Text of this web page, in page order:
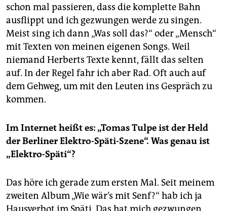
schon mal passieren, dass die komplette Bahn
ausflippt und ich gezwungen werde zu singen.
Meist sing ich dann „Was soll das?“ oder „Mensch“
mit Texten von meinen eigenen Songs. Weil
niemand Herberts Texte kennt, fällt das selten
auf. In der Regel fahr ich aber Rad. Oft auch auf
dem Gehweg, um mit den Leuten ins Gespräch zu
kommen.
Im Internet heißt es: „Tomas Tulpe ist der Held
der Berliner Elektro-Späti-Szene“. Was genau ist
„Elektro-Späti“?
Das höre ich gerade zum ersten Mal. Seit meinem
zweiten Album „Wie wär’s mit Senf?“ hab ich ja